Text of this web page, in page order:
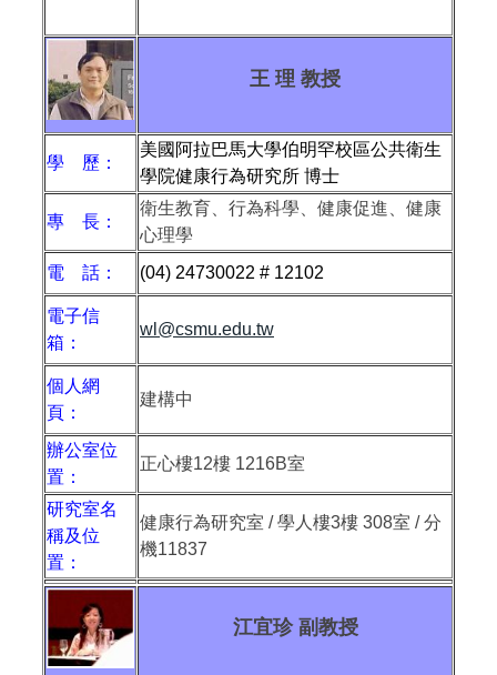
王 理 教授
學 歷：
美國阿拉巴馬大學伯明罕校區公共衛生
學院健康行為研究所 博士
專 長：
衛生教育、行為科學、健康促進、健康
心理學
電 話：
(04) 24730022 # 12102
電子信
箱：
wl@csmu.edu.tw
個人網
頁：
建構中
辦公室位
置：
正心樓12樓 1216B室
研究室名
稱及位
置：
健康行為研究室 / 學人樓3樓 308室 / 分
機11837
江宜珍 副教授